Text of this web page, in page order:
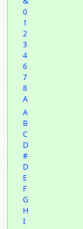
0
1
2
3
4
6
7
8
A
A
B
C
D
#
D
E
F
G
H
I